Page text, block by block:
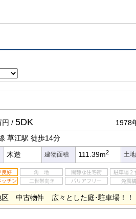
円 / 5DK 1978
草江駅 徒歩14分
木造 建物面積 111.39m2 土
区 中古物件 広々とした庭･駐車場！！